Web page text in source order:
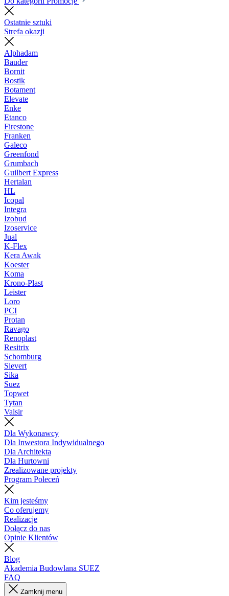
Ostatnie sztuki
Strefa okazji
Alphadam
Bauder
Bornit
Bostik
Botament
Elevate
Enke
Etanco
Firestone
Franken
Galeco
Greenfond
Grumbach
Guilbert Express
Hertalan
HL
Icopal
Integra
Izobud
Izoservice
Jual
K-Flex
Kera Awak
Koester
Koma
Krono-Plast
Leister
Loro
PCI
Protan
Ravago
Renoplast
Resitrix
Schomburg
Sievert
Sika
Suez
Topwet
Tytan
Valsir
Dla Wykonawcy
Dla Inwestora Indywidualnego
Dla Architekta
Dla Hurtowni
Zrealizowane projekty
Program Poleceń
Kim jesteśmy
Co oferujemy
Realizacje
Dołącz do nas
Opinie Klientów
Blog
Akademia Budowlana SUEZ
FAQ
Zamknij menu